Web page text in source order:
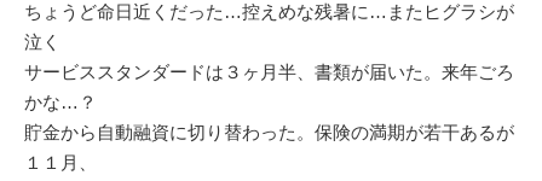
ちょうど命日近くだった…控えめな残暑に…またヒグラシが
泣く
サービススタンダードは３ヶ月半、書類が届いた。来年ごろ
かな…？
貯金から自動融資に切り替わった。保険の満期が若干あるが
１１月、